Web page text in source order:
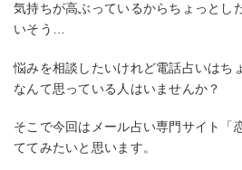
気持ちが高ぶっているからちょっとし
いそう…
悩みを相談したいけれど電話占いはち
なんて思っている人はいませんか？
そこで今回はメール占い専門サイト「
ててみたいと思います。